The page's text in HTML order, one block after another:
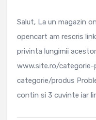
Salut, La un magazin
opencart am rescris
privinta lungimii
www.site.ro/categorie-
categorie/produs
contin si 3 cuvinte iar